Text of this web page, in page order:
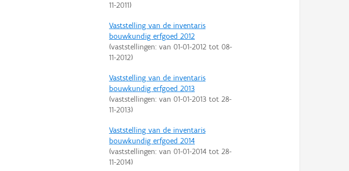
11-2011)
Vaststelling van de inventaris
bouwkundig erfgoed 2012
(vaststellingen: van 01-01-2012tot 08-
11-2012)
Vaststelling van de inventaris
bouwkundig erfgoed 2013
(vaststellingen: van 01-01-2013 tot 28-
11-2013)
Vaststelling van de inventaris
bouwkundig erfgoed 2014
(vaststellingen: van 01-01-2014tot 28-
11-2014)